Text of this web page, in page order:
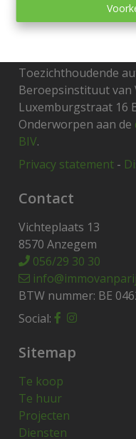
Toezichthoudende
Beroepsinstituut van
Luxemburgstraat 16
Onderworpen aan de
BIV.
Privacy statement -
Contact
Vichteplaats 13
8570 Anzegem
056/29 30 30
BTW nummer: BE
Social:
Sitemap
Te koop
Te huur
Projecten
Diensten